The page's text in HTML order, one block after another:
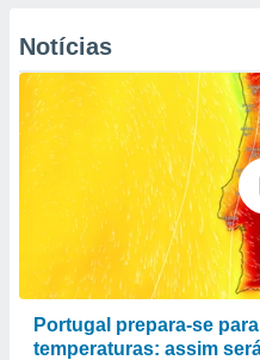
Notícias
Portugal prepara-se
temperaturas: assim